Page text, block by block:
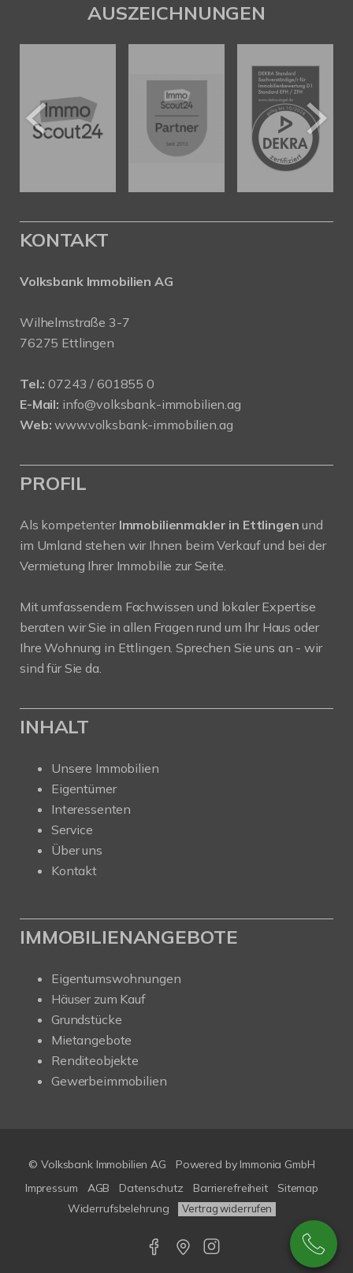
AUSZEICHNUNGEN
KONTAKT
Volksbank Immobilien AG
Wilhelmstraße 3-7
76275 Ettlingen
Tel.: 07243 / 601855 0
E-Mail: info@volksbank-immobilien.ag
Web: www.volksbank-immobilien.ag
PROFIL
Als kompetenter Immobilienmakler in Ettlingen und
im Umland stehen wir Ihnen beim Verkauf und bei der
Vermietung Ihrer Immobilie zur Seite.
Mit umfassendem Fachwissen und lokaler Expertise
beraten wir Sie in allen Fragen rund um Ihr Haus oder
Ihre Wohnung in Ettlingen. Sprechen Sie uns an - wir
sind für Sie da.
INHALT
Unsere Immobilien
Eigentümer
Interessenten
Service
Über uns
Kontakt
IMMOBILIENANGEBOTE
Eigentumswohnungen
Häuser zum Kauf
Grundstücke
Mietangebote
Renditeobjekte
Gewerbeimmobilien
© Volksbank Immobilien AG
Powered by Immonia GmbH
Impressum
AGB Datenschutz Barrierefreiheit
Sitemap
Widerrufsbelehrung
Vertrag widerrufen